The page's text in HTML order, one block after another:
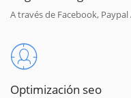
A través de Facebook,
Optimización seo